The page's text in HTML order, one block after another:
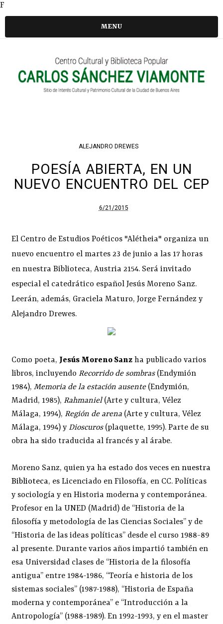
F
MENU
ALEJANDRO DREWES
POESÍA ABIERTA, EN UN
NUEVO ENCUENTRO DEL CEP
6/21/2015
El Centro de Estudios Poéticos "Alétheia" organiza un
nuevo encuentro el martes 23 de junio a las 17 horas
en nuestra Biblioteca, Austria 2154. Será invitado
especial el catedrático español Jesús Moreno Sanz.
Leerán, además, Graciela Maturo, Jorge Fernández y
Alejandro Drewes.
Como poeta, Jesús Moreno Sanz ha publicado varios
libros, incluyendoRecorrido de sombras(Endymión
1984),Memoria de la estación ausente(Endymión,
Madrid, 1985),Rahmaniel(Arte y cultura, Vélez
Málaga, 1994),Región de arena (Arte y cultura, Vélez
Málaga, 1994) yDioscuros (plaquette, 1995). Parte de su
obra ha sido traducida al francés y al árabe.
Moreno Sanz, quien ya ha estado dos veces ennuestra
Biblioteca, es Licenciado en Filosofía, en CC. Políticas
y sociología y en Historia moderna y contemporánea.
Profesor en la UNED (Madrid) de “Historia de la
filosofía y metodología de las Ciencias Sociales” y de
“Historia de las ideas políticas” desde el curso 1988-89
al presente. Durante varios años impartió también en
esa Universidad clases de “Historia de la filosofía
antigua” entre 1984-1986, “Teoría e historia de los
sistemas sociales” (1987-1988), “Historia de España
moderna y contemporánea” e “Introducción a la
Antropología” (1988-1989). En 1992-1993, y en el master